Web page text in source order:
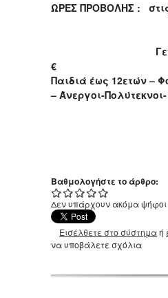
ΩΡΕΣ ΠΡΟΒΟΛΗΣ :
€
Παιδιά έως 12ετών –
– Άνεργοι-Πολύτεκνοι-
Βαθμολογήστε το άρθρο:
Δεν υπάρχουν ακόμα ψήφοι
Εισέλθετε στο σύστημαή
να υποβάλετε σχόλια